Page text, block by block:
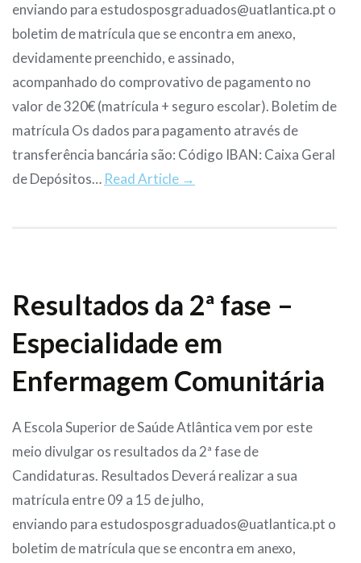
enviando para estudosposgraduados@uatlantica.pt o
boletim de matrícula que se encontra em anexo,
devidamente preenchido, e assinado,
acompanhado do comprovativo de pagamento no
valor de 320€ (matrícula + seguro escolar). Boletim de
matrícula Os dados para pagamento através de
transferência bancária são: Código IBAN: Caixa Geral
de Depósitos… Read Article →
Resultados da 2ª fase –
Especialidade em
Enfermagem Comunitária
A Escola Superior de Saúde Atlântica vem por este
meio divulgar os resultados da 2ª fase de
Candidaturas. Resultados Deverá realizar a sua
matrícula entre 09 a 15 de julho,
enviando para estudosposgraduados@uatlantica.pt o
boletim de matrícula que se encontra em anexo,